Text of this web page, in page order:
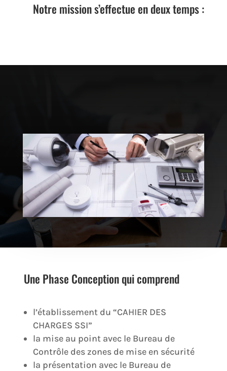
Notre mission s’effectue en deux temps :
Une Phase Conception qui comprend
l’établissement du “CAHIER DES
CHARGES SSI”
la mise au point avec le Bureau de
Contrôle des zones de mise en sécurité
la présentation avec le Bureau de